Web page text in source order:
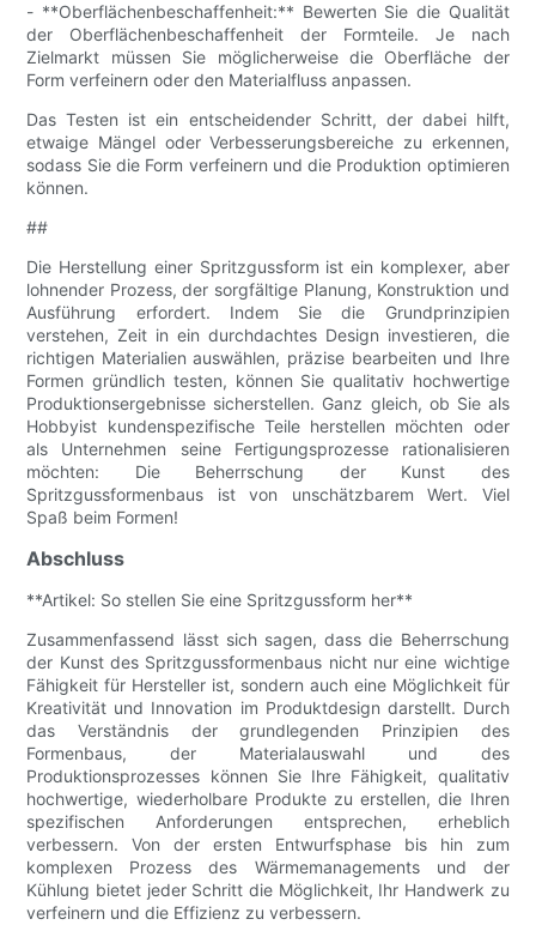
- **Oberflächenbeschaffenheit:** Bewerten Sie die Qualität
der Oberflächenbeschaffenheit der Formteile. Je nach
Zielmarkt müssen Sie möglicherweise die Oberfläche der
Form verfeinern oder den Materialfluss anpassen.
Das Testen ist ein entscheidender Schritt, der dabei hilft,
etwaige Mängel oder Verbesserungsbereiche zu erkennen,
sodass Sie die Form verfeinern und die Produktion optimieren
können.
##
Die Herstellung einer Spritzgussform ist ein komplexer, aber
lohnender Prozess, der sorgfältige Planung, Konstruktion und
Ausführung erfordert. Indem Sie die Grundprinzipien
verstehen, Zeit in ein durchdachtes Design investieren, die
richtigen Materialien auswählen, präzise bearbeiten und Ihre
Formen gründlich testen, können Sie qualitativ hochwertige
Produktionsergebnisse sicherstellen. Ganz gleich, ob Sie als
Hobbyist kundenspezifische Teile herstellen möchten oder
als Unternehmen seine Fertigungsprozesse rationalisieren
möchten: Die Beherrschung der Kunst des
Spritzgussformenbaus ist von unschätzbarem Wert. Viel
Spaß beim Formen!
Abschluss
**Artikel: So stellen Sie eine Spritzgussform her**
Zusammenfassend lässt sich sagen, dass die Beherrschung
der Kunst des Spritzgussformenbaus nicht nur eine wichtige
Fähigkeit für Hersteller ist, sondern auch eine Möglichkeit für
Kreativität und Innovation im Produktdesign darstellt. Durch
das Verständnis der grundlegenden Prinzipien des
Formenbaus, der Materialauswahl und des
Produktionsprozesses können Sie Ihre Fähigkeit, qualitativ
hochwertige, wiederholbare Produkte zu erstellen, die Ihren
spezifischen Anforderungen entsprechen, erheblich
verbessern. Von der ersten Entwurfsphase bis hin zum
komplexen Prozess des Wärmemanagements und der
Kühlung bietet jeder Schritt die Möglichkeit, Ihr Handwerk zu
verfeinern und die Effizienz zu verbessern.